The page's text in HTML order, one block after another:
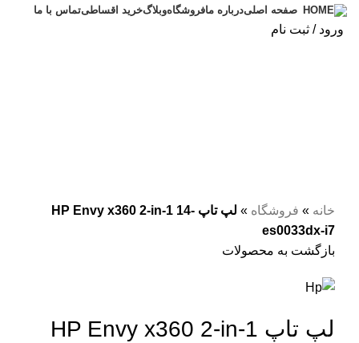
صفحه اصلیدرباره مافروشگاهوبلاگخرید اقساطیتماس با ما
ورود / ثبت نام
خانه » فروشگاه »
لپ تاپ HP Envy x360 2-in-1 14-
es0033dx-i7
بازگشت به محصولات
لپ تاپ HP Envy x360 2-in-1